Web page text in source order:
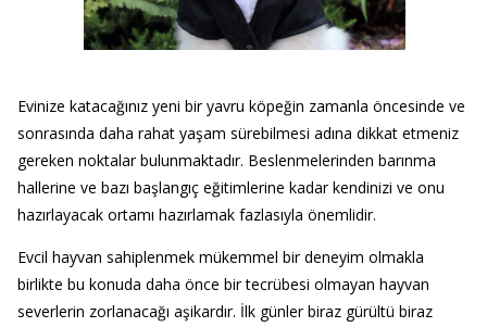
Evinize katacağınız yeni bir yavru köpeğin zamanla öncesinde ve
sonrasında daha rahat yaşam sürebilmesi adına dikkat etmeniz
gereken noktalar bulunmaktadır. Beslenmelerinden barınma
hallerine ve bazı başlangıç eğitimlerine kadar kendinizi ve onu
hazırlayacak ortamı hazırlamak fazlasıyla önemlidir.
Evcil hayvan sahiplenmek mükemmel bir deneyim olmakla
birlikte bu konuda daha önce bir tecrübesi olmayan hayvan
severlerin zorlanacağı aşikardır. İlk günler biraz gürültü biraz